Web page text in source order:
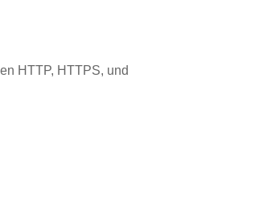
HTTP, HTTPS, und